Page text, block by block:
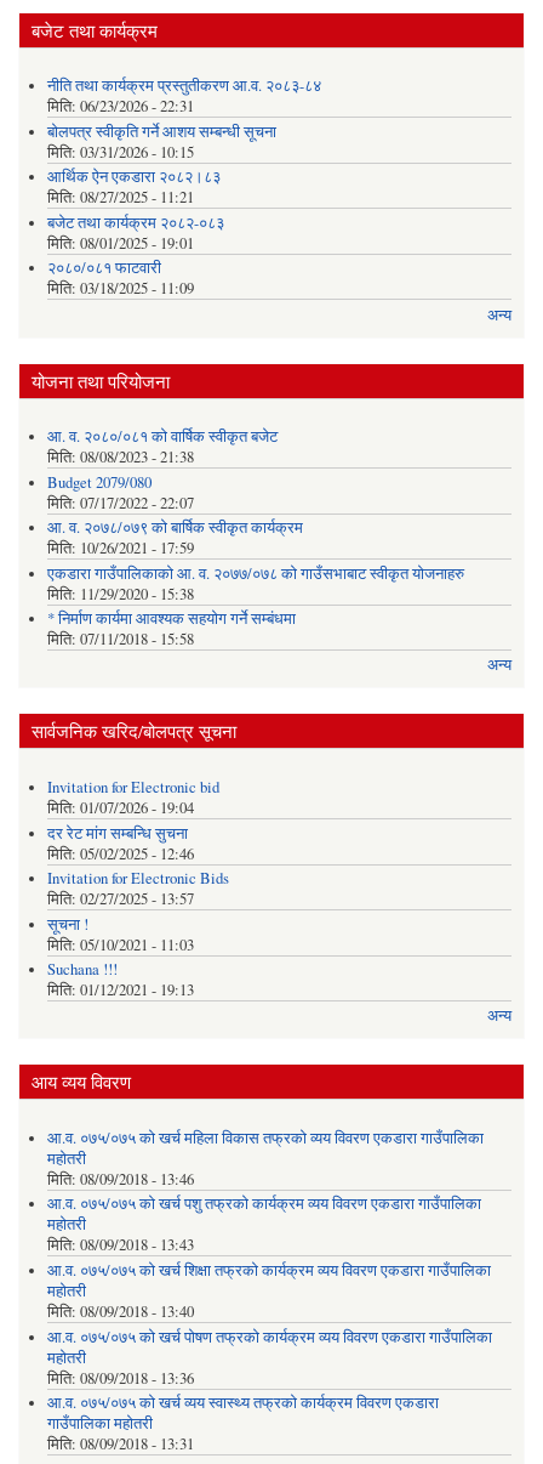
बजेट तथा कार्यक्रम
नीति तथा कार्यक्रम प्रस्तुतीकरण आ.व. २०८३-८४
मिति: 06/23/2026 - 22:31
बोलपत्र स्वीकृति गर्ने आशय सम्बन्धी सूचना
मिति: 03/31/2026 - 10:15
आर्थिक ऐन एकडारा २०८२।८३
मिति: 08/27/2025 - 11:21
बजेट तथा कार्यक्रम २०८२-०८३
मिति: 08/01/2025 - 19:01
२०८०/०८१ फाटवारी
मिति: 03/18/2025 - 11:09
अन्य
योजना तथा परियोजना
आ. व. २०८०/०८१ को वार्षिक स्वीकृत बजेट
मिति: 08/08/2023 - 21:38
Budget 2079/080
मिति: 07/17/2022 - 22:07
आ. व. २०७८/०७९ को बार्षिक स्वीकृत कार्यक्रम
मिति: 10/26/2021 - 17:59
एकडारा गाउँपालिकाको आ. व. २०७७/०७८ को गाउँसभाबाट स्वीकृत योजनाहरु
मिति: 11/29/2020 - 15:38
* निर्माण कार्यमा आवश्यक सहयोग गर्ने सम्बंधमा
मिति: 07/11/2018 - 15:58
अन्य
सार्वजनिक खरिद/बोलपत्र सूचना
Invitation for Electronic bid
मिति: 01/07/2026 - 19:04
दर रेट मांग सम्बन्धि सुचना
मिति: 05/02/2025 - 12:46
Invitation for Electronic Bids
मिति: 02/27/2025 - 13:57
सूचना !
मिति: 05/10/2021 - 11:03
Suchana !!!
मिति: 01/12/2021 - 19:13
अन्य
आय व्यय विवरण
आ.व. ०७५/०७५ को खर्च महिला विकास तफ्रको व्यय विवरण एकडारा गाउँपालिका
महोतरी
मिति: 08/09/2018 - 13:46
आ.व. ०७५/०७५ को खर्च पशु तफ्रको कार्यक्रम व्यय विवरण एकडारा गाउँपालिका
महोतरी
मिति: 08/09/2018 - 13:43
आ.व. ०७५/०७५ को खर्च शिक्षा तफ्रको कार्यक्रम व्यय विवरण एकडारा गाउँपालिका
महोतरी
मिति: 08/09/2018 - 13:40
आ.व. ०७५/०७५ को खर्च पोषण तफ्रको कार्यक्रम व्यय विवरण एकडारा गाउँपालिका
महोतरी
मिति: 08/09/2018 - 13:36
आ.व. ०७५/०७५ को खर्च व्यय स्वास्थ्य तफ्रको कार्यक्रम विवरण एकडारा
गाउँपालिका महोतरी
मिति: 08/09/2018 - 13:31